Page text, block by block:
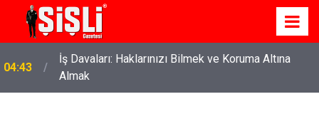
04:43
İş Davaları: Haklarınızı Bilmek ve Koruma Altına
Almak